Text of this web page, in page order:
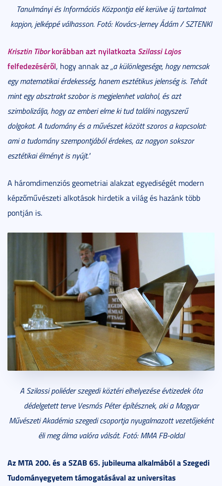
Tanulmányi és Információs Központja elé kerülve új tartalmat
kapjon, jelképpé válhasson. Fotó: Kovács-Jerney Ádám / SZTENKI
Krisztin Tiborkorábban azt nyilatkozta Szilassi Lajos
felfedezéséről, hogy annak az„a különlegesége, hogynemcsak
egy matematikai érdekesség, hanem esztétikus jelenség is. Tehát
mint egy absztrakt szobor is megjelenhet valahol, ésazt
szimbolizálja, hogy az emberi elme ki tud találni nagyszerű
dolgokat. A tudomány és a művészet között szoros a kapcsolat:
ami a tudomány szempontjából érdekes, az nagyon sokszor
esztétikai élményt is nyújt."
A háromdimenziós geometriai alakzat egyediségét modern
képzőművészeti alkotások hirdetik a világ és hazánk több
pontján is.
A Szilassi poliéder szegedi köztéri elhelyezése évtizedek óta
dédelgetett terve Vesmás Péter építésznek, aki a Magyar
Művészeti Akadémia szegedi csoportja nyugalmazott vezetőjeként
éli meg álma valóra válsát. Fotó: MMA FB-oldal
Az MTA 200. és a SZAB 65. jubileuma alkalmából a Szegedi
Tudományegyetem támogatásával az universitas